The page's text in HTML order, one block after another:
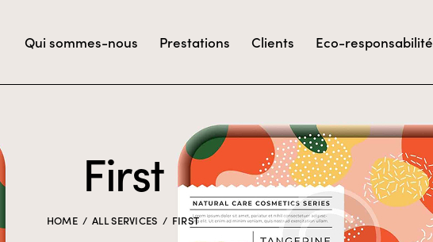
Qui sommes-nous Prestations Clients Eco-responsabilité
First
HOME ALL SERVICES FIRST